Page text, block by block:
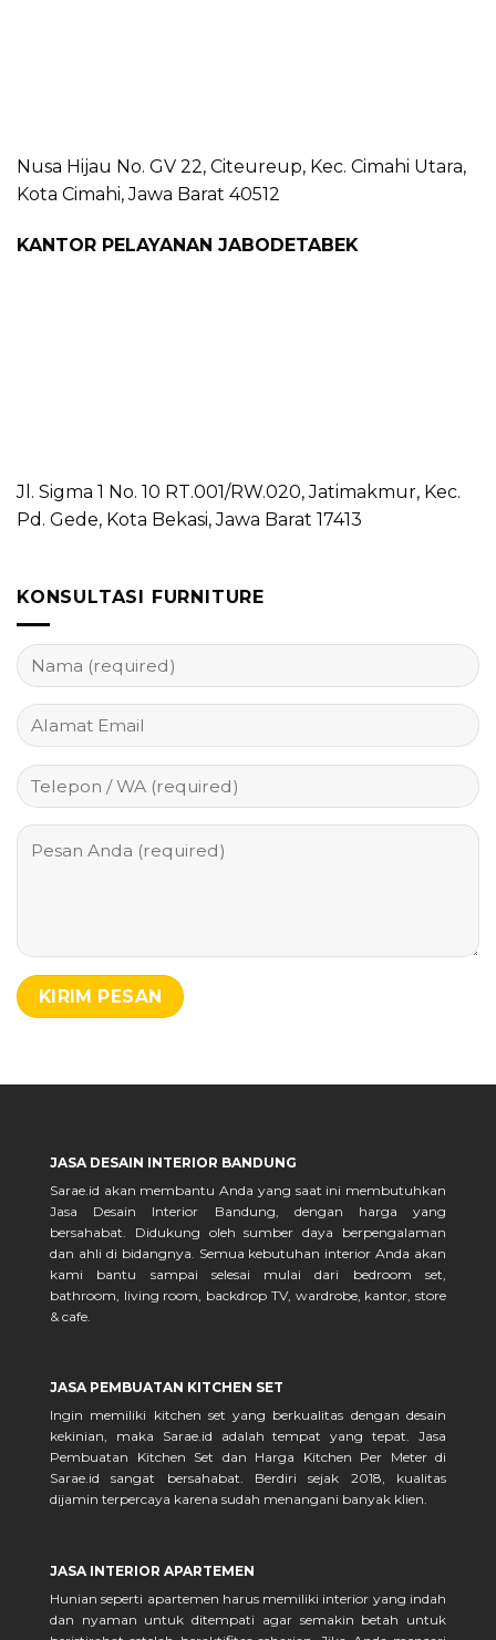
Nusa Hijau No. GV 22, Citeureup, Kec. Cimahi Utara,
Kota Cimahi, Jawa Barat 40512
KANTOR PELAYANAN JABODETABEK
Jl. Sigma 1 No. 10 RT.001/RW.020, Jatimakmur, Kec.
Pd. Gede, Kota Bekasi, Jawa Barat 17413
KONSULTASI FURNITURE
JASA DESAIN INTERIOR BANDUNG
Sarae.id akan membantu Anda yang saat ini membutuhkan
Jasa Desain Interior Bandung, dengan harga yang
bersahabat. Didukung oleh sumber daya berpengalaman
dan ahli di bidangnya. Semua kebutuhan interior Anda akan
kami bantu sampai selesai mulai dari bedroom set,
bathroom, living room, backdrop TV, wardrobe, kantor, store
& cafe.
JASA PEMBUATAN KITCHEN SET
Ingin memiliki kitchen set yang berkualitas dengan desain
kekinian, maka Sarae.id adalah tempat yang tepat. Jasa
Pembuatan Kitchen Set dan Harga Kitchen Per Meter di
Sarae.id sangat bersahabat. Berdiri sejak 2018, kualitas
dijamin terpercaya karena sudah menangani banyak klien.
JASA INTERIOR APARTEMEN
Hunian seperti apartemen harus memiliki interior yang indah
dan nyaman untuk ditempati agar semakin betah untuk